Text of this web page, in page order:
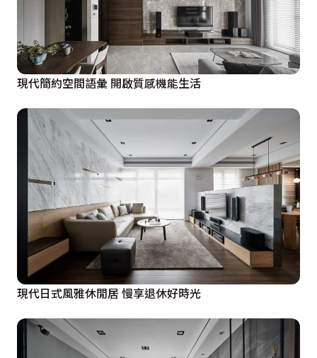
現代簡約空間語彙 開啟質感機能生活
現代日式風雅休閒居 慢享退休好時光